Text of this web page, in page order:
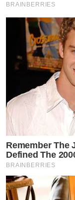
BRAINBERRIES
Remember The
Defined The
BRAINBERRIES